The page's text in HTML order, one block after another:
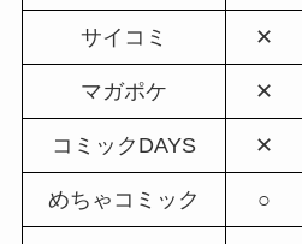
サイコミ ✕
マガポケ ✕
コミックDAYS ✕
めちゃコミック ○